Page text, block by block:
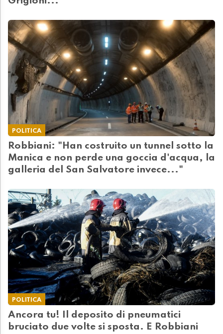
POLITICA
Robbiani: "Han costruito un tunnel sotto la
Manica e non perde una goccia d'acqua, la
galleria del San Salvatore invece..."
POLITICA
Ancora tu! Il deposito di pneumatici
bruciato due volte si sposta. E Robbiani